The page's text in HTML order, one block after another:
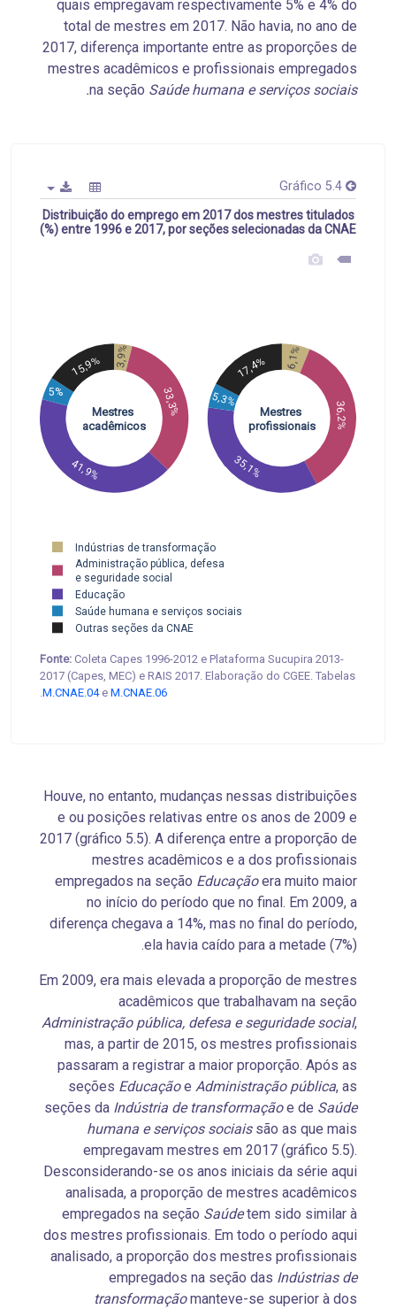
quais empregavam respectivamente 5% e 4% do
total de mestres em 2017. Não havia, no ano de
2017, diferença importante entre as proporções de
mestres acadêmicos e profissionais empregados
na seção Saúde humana e serviços sociais.
Gráfico 5.4
Distribuição do emprego em 2017 dos mestres titulados
entre 1996 e 2017, por seções selecionadas da CNAE (%)
6,1%
36,2%
35,1%
5,3%
17,4%
Mestres
profissionais
3,9%
33,3%
41,9%
5%
15,9%
Mestres
acadêmicos
Indústrias de transformação
Administração pública, defesa
e seguridade social
Educação
Saúde humana e serviços sociais
Outras seções da CNAE
Fonte: Coleta Capes 1996-2012 e Plataforma Sucupira 2013-
2017 (Capes, MEC) e RAIS 2017. Elaboração do CGEE. Tabelas
M.CNAE.04e M.CNAE.06
.
Houve, no entanto, mudanças nessas distribuições
e ou posições relativas entre os anos de 2009 e
2017 (gráfico 5.5). A diferença entre a proporção de
mestres acadêmicos e a dos profissionais
empregados na seção Educaçãoera muito maior
no início do período que no final. Em 2009, a
diferença chegava a 14%, mas no final do período,
ela havia caído para a metade (7%).
Em 2009, era mais elevada a proporção de mestres
acadêmicos que trabalhavam na seção
Administração pública, defesa e seguridade social,
mas, a partir de 2015, os mestres profissionais
passaram a registrar a maior proporção. Após as
seções Educaçãoe Administração pública, as
seções da Indústria de transformaçãoe de Saúde
humana e serviços sociaissão as que mais
empregavam mestres em 2017 (gráfico 5.5).
Desconsiderando-se os anos iniciais da série aqui
analisada, a proporção de mestres acadêmicos
empregados na seção Saúdetem sido similar à
dos mestres profissionais. Em todo o período aqui
analisado, a proporção dos mestres profissionais
empregados na seção das Indústrias de
transformaçãomanteve-se superior à dos